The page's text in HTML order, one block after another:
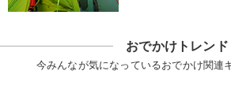
おでかけトレンド
今みんなが気になっているおでかけ関連